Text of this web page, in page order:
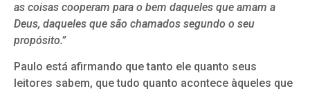
as coisas cooperam para o bem daqueles que amam a
Deus, daqueles que são chamados segundo o seu
propósito.”
Paulo está afirmando que tanto ele quanto seus
leitores sabem, que tudo quanto acontece àqueles que